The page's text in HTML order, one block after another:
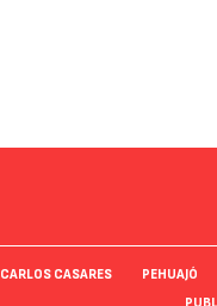
CARLOS CASARES PEHUAJÓ